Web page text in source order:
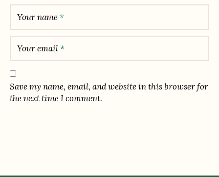
Your name *
Your email *
Save my name, email, and website in this browser for
the next time I comment.